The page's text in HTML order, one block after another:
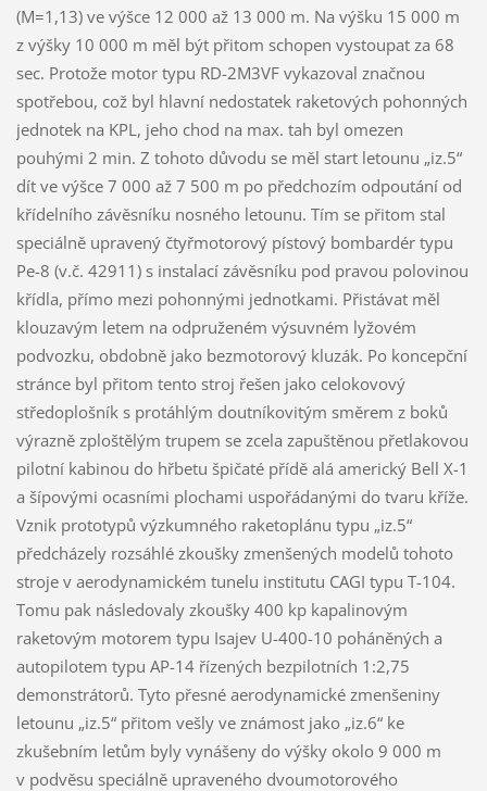
(M=1,13) ve výšce 12 000 až 13 000 m. Na výšku 15 000 m
z výšky 10 000 m měl být přitom schopen vystoupat za 68
sec. Protože motor typu RD-2M3VF vykazoval značnou
spotřebou, což byl hlavní nedostatek raketových pohonných
jednotek na KPL, jeho chod na max. tah byl omezen
pouhými 2 min. Z tohoto důvodu se měl start letounu „iz.5“
dít ve výšce 7 000 až 7 500 m po předchozím odpoutání od
křídelního závěsníku nosného letounu. Tím se přitom stal
speciálně upravený čtyřmotorový pístový bombardér typu
Pe-8 (v.č. 42911) s instalací závěsníku pod pravou polovinou
křídla, přímo mezi pohonnými jednotkami. Přistávat měl
klouzavým letem na odpruženém výsuvném lyžovém
podvozku, obdobně jako bezmotorový kluzák. Po koncepční
stránce byl přitom tento stroj řešen jako celokovový
středoplošník s protáhlým doutníkovitým směrem z boků
výrazně zploštělým trupem se zcela zapuštěnou přetlakovou
pilotní kabinou do hřbetu špičaté přídě alá americký Bell X-1
a šípovými ocasními plochami uspořádanými do tvaru kříže.
Vznik prototypů výzkumného raketoplánu typu „iz.5“
předcházely rozsáhlé zkoušky zmenšených modelů tohoto
stroje v aerodynamickém tunelu institutu CAGI typu T-104.
Tomu pak následovaly zkoušky 400 kp kapalinovým
raketovým motorem typu Isajev U-400-10 poháněných a
autopilotem typu AP-14 řízených bezpilotních 1:2,75
demonstrátorů. Tyto přesné aerodynamické zmenšeniny
letounu „iz.5“ přitom vešly ve známost jako „iz.6“ ke
zkušebním letům byly vynášeny do výšky okolo 9 000 m
v podvěsu speciálně upraveného dvoumotorového